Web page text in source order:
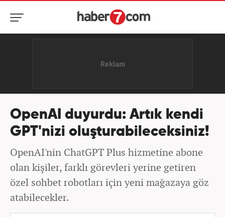
OpenAI duyurdu: Artık kendi
GPT'nizi oluşturabileceksiniz!
OpenAI'nin ChatGPT Plus hizmetine abone
olan kişiler, farklı görevleri yerine getiren
özel sohbet robotları için yeni mağazaya göz
atabilecekler.